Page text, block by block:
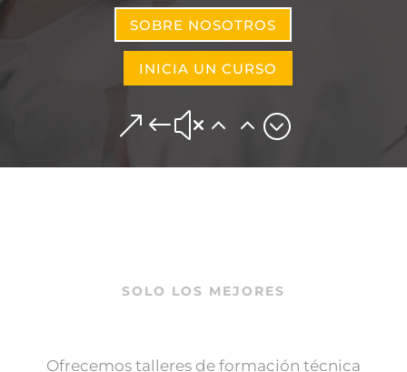
SOBRE NOSOTROS
INICIA UN CURSO
&#x22;
SOLO LOS MEJORES
Ofrecemos talleres de formación técnica